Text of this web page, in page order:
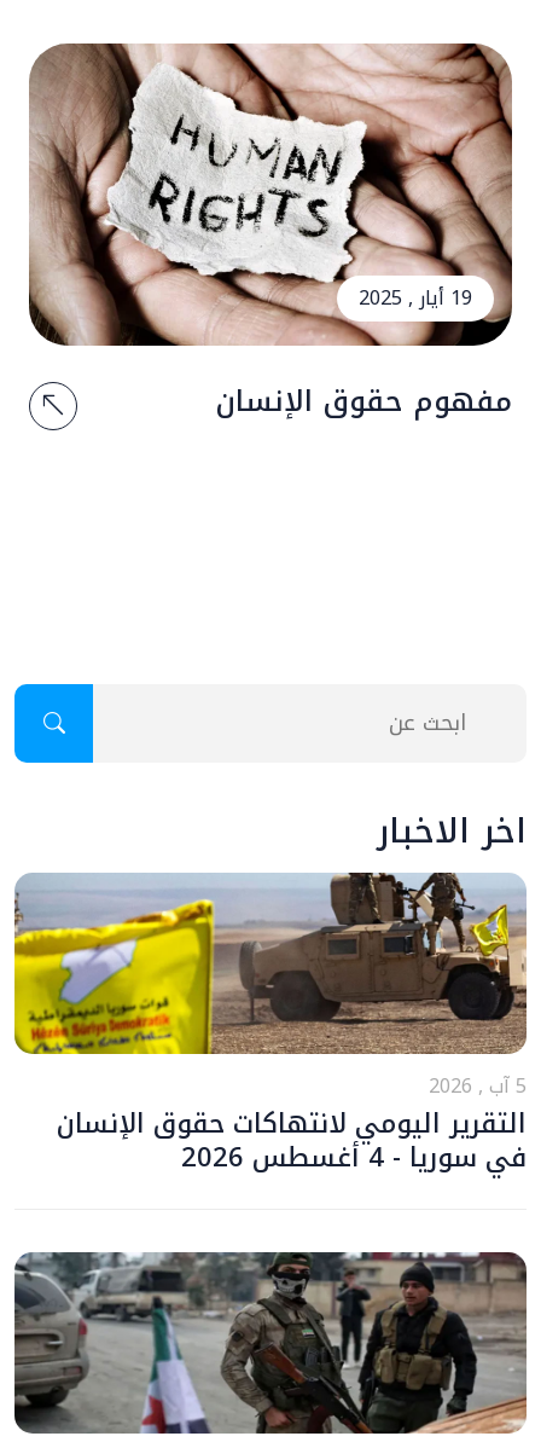
19 أيار , 2025
مفهوم حقوق الإنسان
اخر الاخبار
5 آب , 2026
التقرير اليومي لانتهاكات حقوق الإنسان
في سوريا - 4 أغسطس 2026